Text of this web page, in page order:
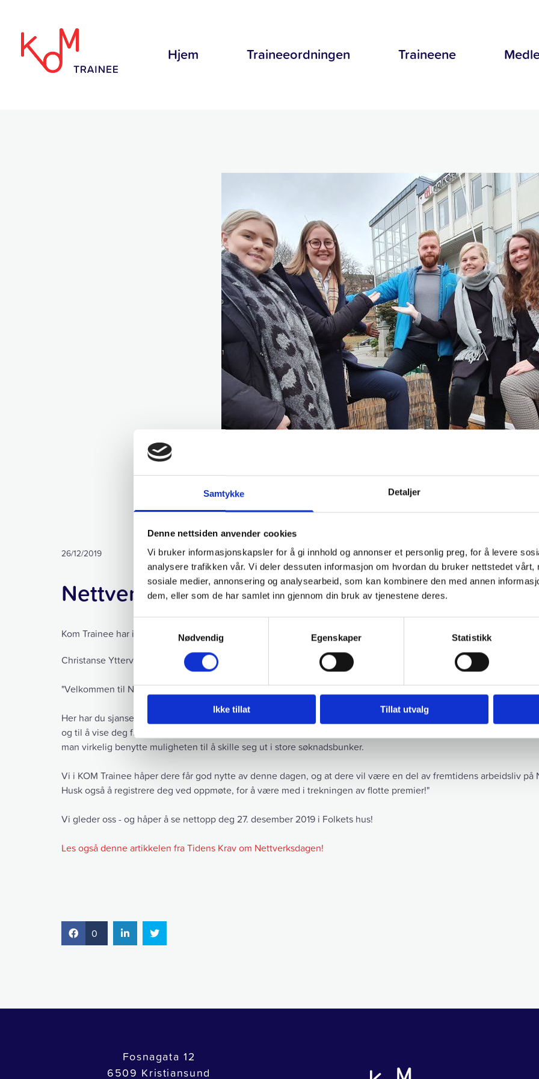
Samtykke Detaljer
Denne nettsiden anvender cookies
Vi bruker informasjonskapsler for å gi innhold og annonser et personlig preg, for å levere
analysere trafikken vår. Vi deler dessuten informasjon om hvordan du bruker nettstedet vårt,
sosiale medier, annonsering og analysearbeid, som kan kombinere den med annen
dem, eller som de har samlet inn gjennom din bruk av tjenestene deres.
Nødvendig
Egenskaper Statistikk
Ikke tillat Tillat utvalg
Hjem Traineeordningen Traineene
26/12/2019
Nettverksdagen er tilbake!
Kom Trainee har i høst planlagt arrangementet Nettverksdagen, hvor alle traineene har hatt forskjellige roller i
Christanse Yttervik har fungert som prosjektleder og sier her noen ord om Nettverksdagen:
"Velkommen til Nettverksdagen!
Her har du sjansen til å bli kjent med hva Kristiansundsregionen har å by på av spennende næringsliv og
og til å vise deg frem for de mange bedriftene som er her i dag. Mange av bedriftene har ledige stillinger ute nå,
man virkelig benytte muligheten til å skille seg ut i store søknadsbunker.
Vi i KOM Trainee håper dere får god nytte av denne dagen, og at dere vil være en del av fremtidens arbeidsliv på
Husk også å registrere deg ved oppmøte, for å være med i trekningen av flotte premier!"
Vi gleder oss - og håper å se nettopp deg 27. desember 2019 i Folkets hus!
Les også denne artikkelen fra Tidens Krav om Nettverksdagen!
0
Fosnagata 12
6509 Kristiansund